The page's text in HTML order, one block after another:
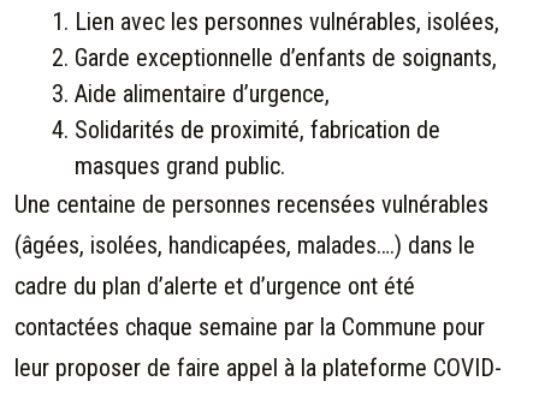
Lien avec les personnes vulnérables, isolées,
Garde exceptionnelle d’enfants de soignants,
Aide alimentaire d’urgence,
Solidarités de proximité, fabrication de
masques grand public.
Une centaine de personnes recensées vulnérables
(âgées, isolées, handicapées, malades….) dans le
cadre du plan d’alerte et d’urgence ont été
contactées chaque semaine par la Commune pour
leur proposer de faire appel à la plateforme COVID-